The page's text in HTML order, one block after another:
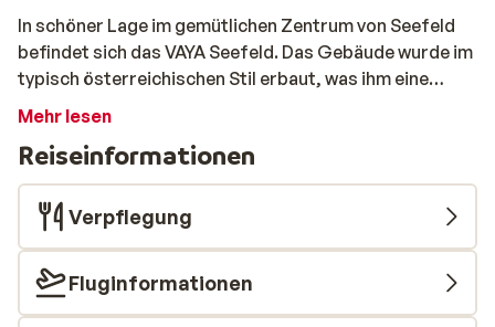
In schöner Lage im gemütlichen Zentrum von Seefeld
befindet sich das VAYA Seefeld. Das Gebäude wurde im
typisch österreichischen Stil erbaut, was ihm eine
warme Atmosphäre verleiht. Die komfortablen Zimmer,
Berge, garantieren einen unvergesslichen Aufenthalt in
Seefeld. Die Gondel, die Sie morgens ins Zentrum des
Skigebiets bringt, ist etwa 1 Kilometer entfernt. Dieses
gemütliche Hotel bietet Ihnen schöne und gepflegte
Zimmer mit allen Annehmlichkeiten. Jedes Zimmer hat
eine warme Einrichtung, beste Betten und ein stilvolles
Bad. Sie können zwischen einem Standard-
Mehr lesen
Reiseinformationen
Verpflegung
Fluginformationen